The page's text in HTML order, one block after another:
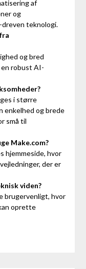
af
og
teknologi.
og bred
en robust AI-
i større
enkelhed og brede
små til
Make.com?
hjemmeside, hvor
der er
viden?
brugervenligt, hvor
oprette